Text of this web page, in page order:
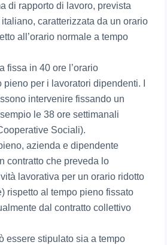
di rapporto di lavoro, prevista
caratterizzata da un orario
all’orario normale a tempo
fissa in 40 ore l’orario
per i lavoratori dipendenti. I
intervenire fissando un
le 38 ore settimanali
Sociali).
azienda e dipendente
contratto che preveda lo
lavorativa per un orario ridotto
rispetto al tempo pieno fissato
dal contratto collettivo
essere stipulato sia a tempo